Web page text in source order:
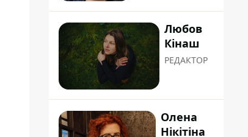
Любов
Кінаш
РЕДАКТОР
Олена
Нікітіна